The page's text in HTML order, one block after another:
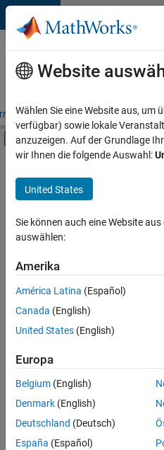
Weiter zum Inhalt
Karriere
bei
MathWorks
– Übersicht Stellensuche
Umschaltung für
Hauptinhalt
Customer Support
Sales Operations
Marketing Communications
Marketing Services
+3
Derzeit
es
keine
offenen
Stellen,
Ihren
Suchkriterien
entsprechen.
können
die
Website
Wählen Sie eine Website aus, um
verfügbar) sowie lokale
anzuzeigen. Auf der Grundlage
wir Ihnen die folgende Auswahl:
United States
Sie können auch eine Website
auswählen:
Amerika
América Latina (Español)
Canada (English)
United States (English)
Europa
Belgium (English)
Denmark (English)
Deutschland (Deutsch)
España (Español)